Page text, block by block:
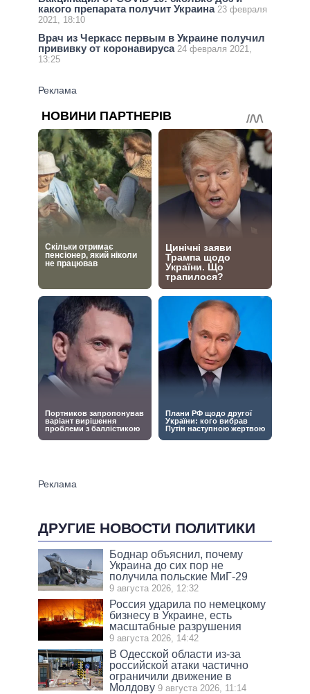
какого препарата получит Украина 23 февраля
2021, 18:10
Врач из Черкасс первым в Украине получил
прививку от коронавируса 24 февраля 2021,
13:25
ДРУГИЕ НОВОСТИ ПОЛИТИКИ
Боднар объяснил, почему
Украина до сих пор не
получила польские МиГ-29
9 августа 2026, 12:32
Россия ударила по немецкому
бизнесу в Украине, есть
масштабные разрушения
9 августа 2026, 14:42
В Одесской области из-за
российской атаки частично
ограничили движение в
Молдову 9 августа 2026, 11:14